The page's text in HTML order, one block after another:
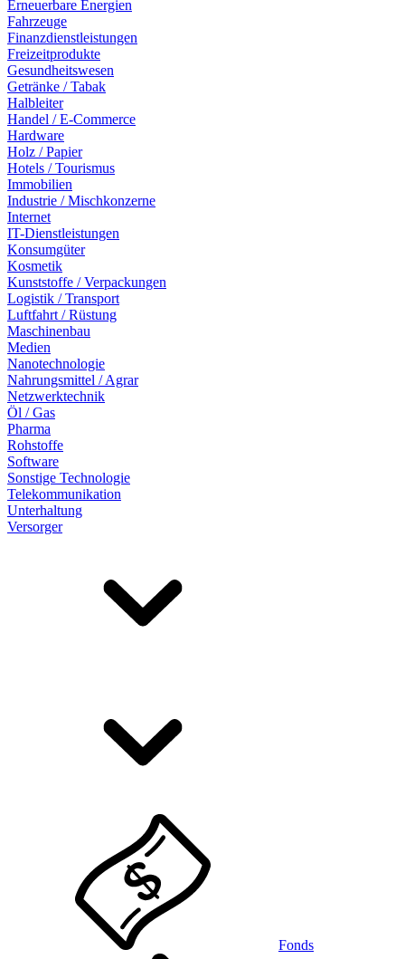
Erneuerbare Energien
Fahrzeuge
Finanzdienstleistungen
Freizeitprodukte
Gesundheitswesen
Getränke / Tabak
Halbleiter
Handel / E-Commerce
Hardware
Holz / Papier
Hotels / Tourismus
Immobilien
Industrie / Mischkonzerne
Internet
IT-Dienstleistungen
Konsumgüter
Kosmetik
Kunststoffe / Verpackungen
Logistik / Transport
Luftfahrt / Rüstung
Maschinenbau
Medien
Nanotechnologie
Nahrungsmittel / Agrar
Netzwerktechnik
Öl / Gas
Pharma
Rohstoffe
Software
Sonstige Technologie
Telekommunikation
Unterhaltung
Versorger
Fonds